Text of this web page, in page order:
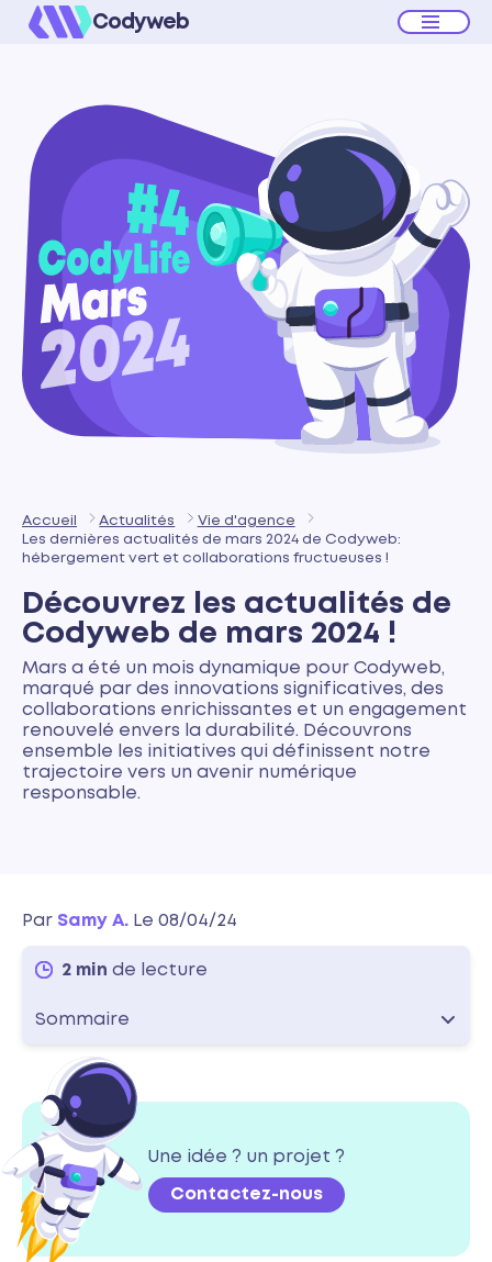
Codyweb
Accueil Actualités
Vie d'agence
Les dernières actualités de mars 2024 de Codyweb:
hébergement vert et collaborations fructueuses !
Découvrez les actualités de
Codyweb de mars 2024 !
Mars a été un mois dynamique pour Codyweb,
marqué par des innovations significatives, des
collaborations enrichissantes et un engagement
renouvelé envers la durabilité. Découvrons
ensemble les initiatives qui définissent notre
trajectoire vers un avenir numérique
responsable.
Par Samy A. Le 08/04/24
2 min de lecture
Sommaire
Une idée ? un projet ?
Contactez-nous